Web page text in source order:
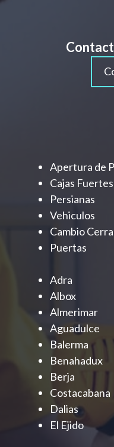
Apertura de
Cajas Fuertes
Persianas
Vehiculos
Cambio
Puertas
Adra
Albox
Almerimar
Aguadulce
Balerma
Benahadux
Berja
Costacabana
Dalias
El Ejido